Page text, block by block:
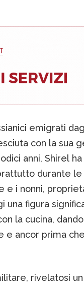
emigrati
con la sua
anni, Shirel
durante
e i nonni,
una figura
la cucina,
e ancor prima
rivelatosi